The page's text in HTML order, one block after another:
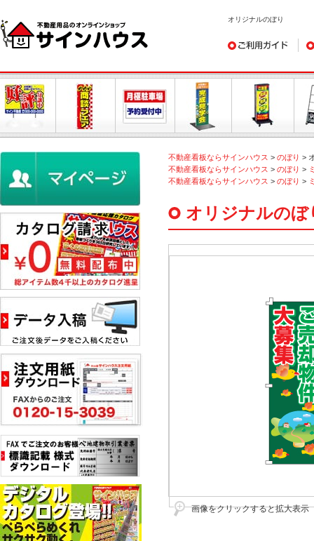
オリジナルのぼり
ご利用ガイド デ
不動産看板ならサインハウス > のぼり >
不動産看板ならサインハウス > のぼり >
不動産看板ならサインハウス > のぼり >
オリジナルのぼ
画像をクリックすると拡大表示